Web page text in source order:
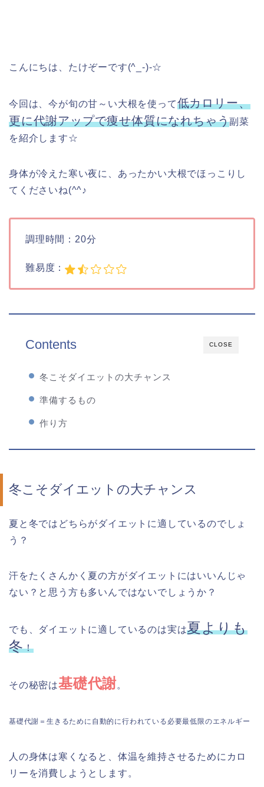
こんにちは、たけぞーです(^_-)-☆
今回は、今が旬の甘～い大根を使って低カロリー、
更に代謝アップで痩せ体質になれちゃう副菜
を紹介します☆
身体が冷えた寒い夜に、あったかい大根でほっこりし
てくださいね(^^♪
調理時間：20分
難易度：
CLOSE
Contents
冬こそダイエットの大チャンス
準備するもの
作り方
冬こそダイエットの大チャンス
夏と冬ではどちらがダイエットに適しているのでしょ
う？
汗をたくさんかく夏の方がダイエットにはいいんじゃ
ない？と思う方も多いんではないでしょうか？
でも、ダイエットに適しているのは実は夏よりも
冬！
その秘密は基礎代謝。
基礎代謝＝生きるために自動的に行われている必要最低限のエネルギー
人の身体は寒くなると、体温を維持させるためにカロ
リーを消費しようとします。